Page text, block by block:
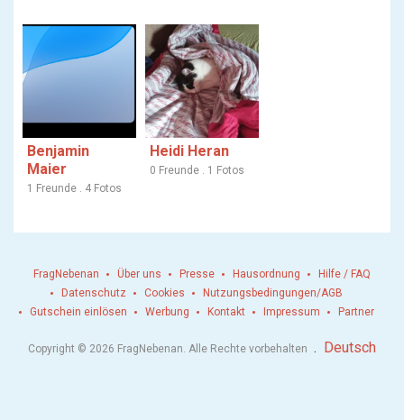
Benjamin
Maier
1 Freunde . 4 Fotos
Heidi Heran
0 Freunde . 1 Fotos
FragNebenan Über uns Presse Hausordnung
Hilfe / FAQ
Datenschutz
Cookies
Nutzungsbedingungen/AGB
Gutschein einlösen
Werbung Kontakt Impressum Partner
Copyright © 2026 FragNebenan. Alle Rechte vorbehalten . Deutsch